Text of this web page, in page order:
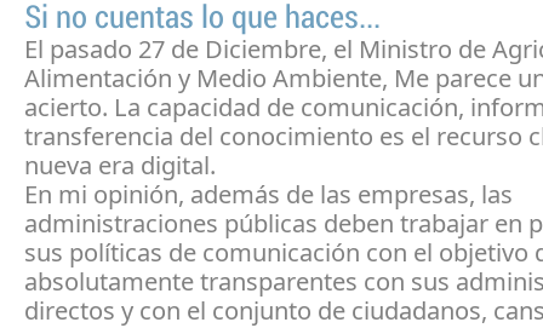
Si no cuentas lo que haces...
El pasado 27 de Diciembre, el Ministro de
Alimentación y Medio Ambiente, Me parece
acierto. La capacidad de comunicación,
transferencia del conocimiento es el recurso
nueva era digital.
En mi opinión, además de las empresas, las
administraciones públicas deben trabajar en
sus políticas de comunicación con el objetivo
absolutamente transparentes con sus
directos y con el conjunto de ciudadanos,